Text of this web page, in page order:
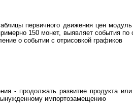
первичного движения цен
150 монет, выявляет события по
о событии с отрисовкой графиков
- продолжать развитие продукта
импортозамещению